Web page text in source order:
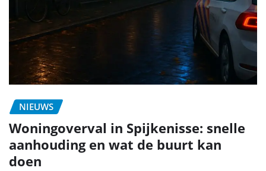
NIEUWS
Woningoverval in Spijkenisse: snelle
aanhouding en wat de buurt kan
doen